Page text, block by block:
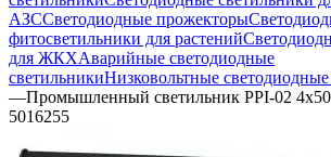
АЗССветодиодные прожекторы
фитосветильники для растений
для ЖКХАварийные светодиодные
светильникиНизковольтные
—Промышленный светильник PPI-02
5016255